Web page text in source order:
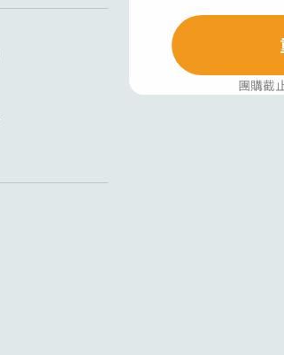
團購截